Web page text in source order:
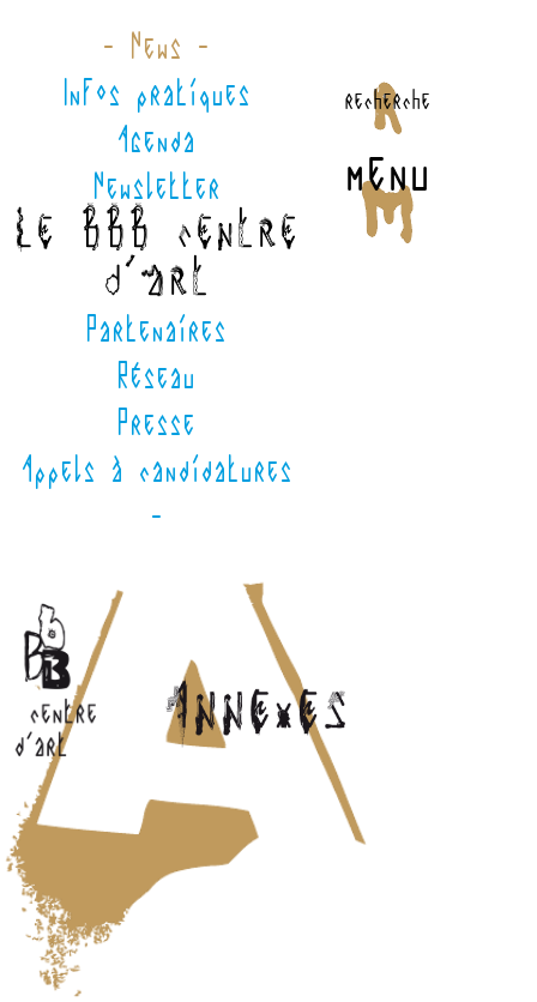
recherche
menu
- News -
Infos pratiques
Agenda
Newsletter
Le BBB centre
d'art
Partenaires
Réseau
Presse
Appels à candidatures
-